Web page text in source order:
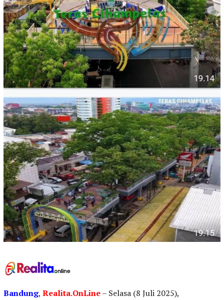
Bandung, Realita.OnLine– Selasa (8 Juli 2025),